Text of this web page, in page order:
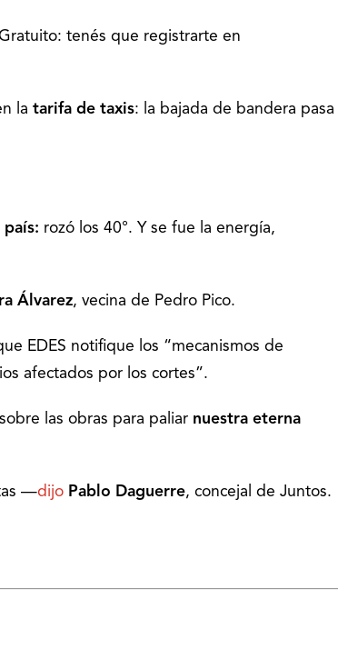
tenés que registrarte en
la tarifa de taxis: la bajada de bandera pasa
país: rozó los 40°. Y se fue la energía,
Álvarez, vecina de Pedro Pico.
EDES notifique los “mecanismos de
afectados por los cortes”.
las obras para paliar nuestra eterna
—dijo Pablo Daguerre, concejal de Juntos.